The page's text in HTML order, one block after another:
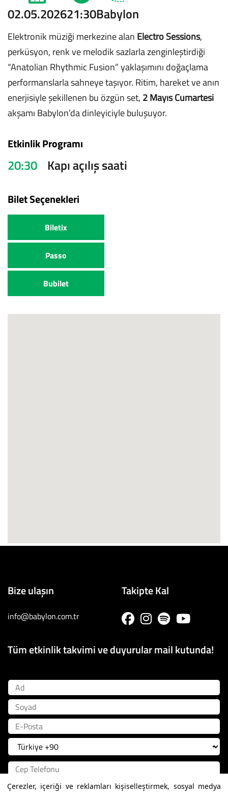
Çerezler, içeriği ve reklamları kişiselleştirmek, sosyal medya
02.05.202621:30Babylon
Elektronik müziği merkezine alan Electro Sessions,
perküsyon, renk ve melodik sazlarla zenginleştirdiği
“Anatolian Rhythmic Fusion” yaklaşımını doğaçlama
performanslarla sahneye taşıyor. Ritim, hareket ve anın
enerjisiyle şekillenen bu özgün set, 2 Mayıs Cumartesi
akşamı Babylon’da dinleyiciyle buluşuyor.
Etkinlik Programı
20:30 Kapı açılış saati
Bilet Seçenekleri
Biletix
Passo
Bubilet
Bize ulaşın
info@babylon.com.tr
Takipte Kal
Tüm etkinlik takvimi ve duyurular mail kutunda!
Ad
Soyad
E-Posta
Kayıt Ol